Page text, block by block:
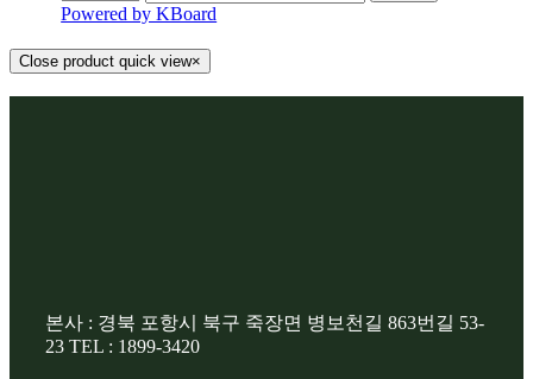
Powered by KBoard
Close product quick view×
본사 : 경북 포항시 북구 죽장면 병보천길 863번길 53-
23 TEL : 1899-3420